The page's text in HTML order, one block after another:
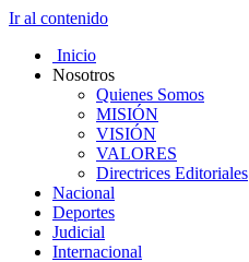
Ir al contenido
Inicio
Nosotros
Quienes Somos
MISIÓN
VISIÓN
VALORES
Directrices Editoriales
Nacional
Deportes
Judicial
Internacional